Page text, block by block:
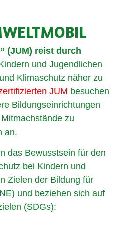
(JUM) reist durch
und Jugendlichen
Klimaschutz näher zu
JUM besuchen
Bildungseinrichtungen
zu
an.
das Bewusstsein für den
bei Kindern und
Zielen der Bildung für
und beziehen sich auf
(SDGs):